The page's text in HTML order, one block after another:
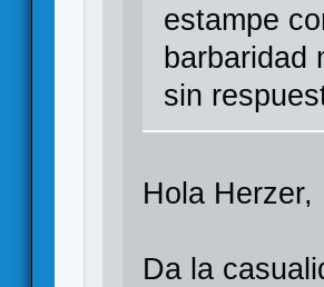
estampe
barbaridad
sin
Hola Herzer,
Da la